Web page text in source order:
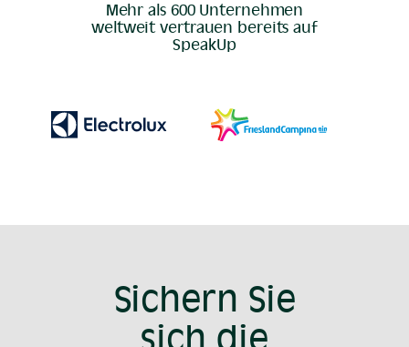
Mehr als 600 Unternehmen
weltweit vertrauen bereits auf
SpeakUp
Sichern Sie
sich die